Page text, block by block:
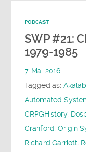
PODCAST
SWP #21:
1979-1985
7. Mai 2016
Tagged as:
Automated
CRPGHistory,
Cranford,Origin
Richard Garriott,